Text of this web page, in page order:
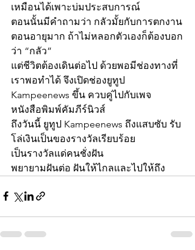
เหมือนได้เพาะบ่มประสบการณ์
ตอนนั้นมีคำถามว่า กลัวมั้ยกับการตกงาน
ตอนอายุมาก ถ้าไม่หลอกตัวเองก็ต้องบอก
ว่า “กลัว”
แต่ชีวิตต้องเดินต่อไป ด้วยพอมีช่องทางที่
เราพอทำได้ จึงเปิดช่องยูทูป
Kampeenews ขึ้น ควบคู่ไปกับเพจ
หนังสือพิมพ์คัมภีร์นิวส์
ถึงวันนี้ ยูทูป Kampeenews ถึงแสบซับ รับ
โล่เงินเป็นของรางวัลเรียบร้อย
เป็นรางวัลแด่คนชั่งฝัน
พยายามฝันต่อ ฝันให้ไกลและไปให้ถึง